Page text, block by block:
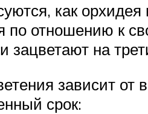
как
по отношению к
зацветают на
зависит от
срок: